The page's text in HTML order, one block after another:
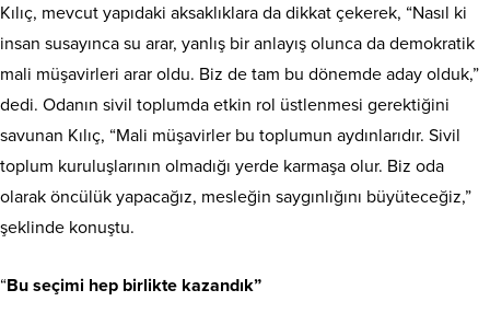
Kılıç, mevcut yapıdaki aksaklıklara da dikkat çekerek, “Nasıl ki
insan susayınca su arar, yanlış bir anlayış olunca da demokratik
mali müşavirleri arar oldu. Biz de tam bu dönemde aday olduk,”
dedi. Odanın sivil toplumda etkin rol üstlenmesi gerektiğini
savunan Kılıç, “Mali müşavirler bu toplumun aydınlarıdır. Sivil
toplum kuruluşlarının olmadığı yerde karmaşa olur. Biz oda
olarak öncülük yapacağız, mesleğin saygınlığını büyüteceğiz,”
şeklinde konuştu.
“Bu seçimi hep birlikte kazandık”